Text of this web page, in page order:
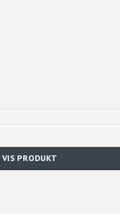
VIS PRODUKT